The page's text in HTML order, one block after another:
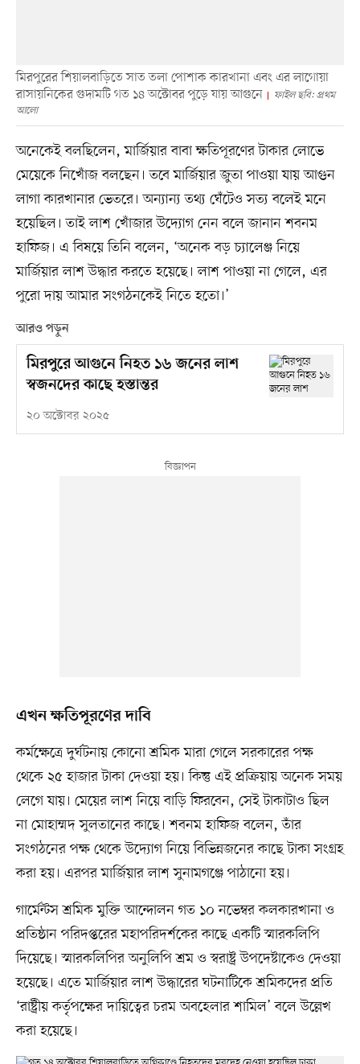
মিরপুরের শিয়ালবাড়িতে সাত তলা পোশাক কারখানা এবং এর লাগোয়া
রাসায়নিকের গুদামটি গত ১৪ অক্টোবর পুড়ে যায় আগুনে
ফাইল ছবি: প্রথম
আলো
অনেকেই বলছিলেন, মার্জিয়ার বাবা ক্ষতিপূরণের টাকার লোভে
মেয়েকে নিখোঁজ বলছেন। তবে মার্জিয়ার জুতা পাওয়া যায় আগুন
লাগা কারখানার ভেতরে। অন্যান্য তথ্য ঘেঁটেও সত্য বলেই মনে
হয়েছিল। তাই লাশ খোঁজার উদ্যোগ নেন বলে জানান শবনম
হাফিজ। এ বিষয়ে তিনি বলেন, ‘অনেক বড় চ্যালেঞ্জ নিয়ে
মার্জিয়ার লাশ উদ্ধার করতে হয়েছে। লাশ পাওয়া না গেলে, এর
পুরো দায় আমার সংগঠনকেই নিতে হতো।’
আরও পড়ুন
মিরপুরে আগুনে নিহত ১৬ জনের লাশ
স্বজনদের কাছে হস্তান্তর
২০ অক্টোবর ২০২৫
এখন ক্ষতিপূরণের দাবি
কর্মক্ষেত্রে দুর্ঘটনায় কোনো শ্রমিক মারা গেলে সরকারের পক্ষ
থেকে ২৫ হাজার টাকা দেওয়া হয়। কিন্তু এই প্রক্রিয়ায় অনেক সময়
লেগে যায়। মেয়ের লাশ নিয়ে বাড়ি ফিরবেন, সেই টাকাটাও ছিল
না মোহাম্মদ সুলতানের কাছে। শবনম হাফিজ বলেন, তাঁর
সংগঠনের পক্ষ থেকে উদ্যোগ নিয়ে বিভিন্নজনের কাছে টাকা সংগ্রহ
করা হয়। এরপর মার্জিয়ার লাশ সুনামগঞ্জে পাঠানো হয়।
গার্মেন্টস শ্রমিক মুক্তি আন্দোলন গত ১০ নভেম্বর কলকারখানা ও
প্রতিষ্ঠান পরিদপ্তরের মহাপরিদর্শকের কাছে একটি স্মারকলিপি
দিয়েছে। স্মারকলিপির অনুলিপি শ্রম ও স্বরাষ্ট্র উপদেষ্টাকেও দেওয়া
হয়েছে। এতে মার্জিয়ার লাশ উদ্ধারের ঘটনাটিকে শ্রমিকদের প্রতি
‘রাষ্ট্রীয় কর্তৃপক্ষের দায়িত্বের চরম অবহেলার শামিল’ বলে উল্লেখ
করা হয়েছে।